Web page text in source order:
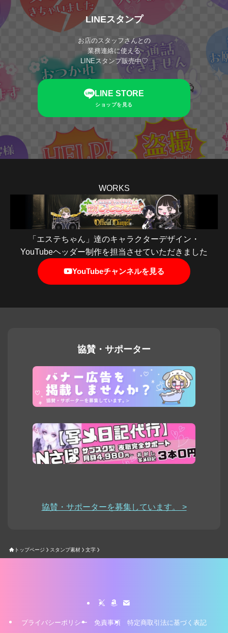
LINEスタンプ
お店のスタッフさんとの
業務連絡に使える
LINEスタンプ販売中♡
LINE STORE
ショップを見る
WORKS
「エステちゃん」達のキャラクターデザイン・
YouTubeヘッダー制作を担当させていただきました
YouTubeチャンネルを見る
協賛・サポーター
協賛・サポーターを募集しています。 >
トップページ スタンプ素材 文字
プライバシーポリシー 免責事項 特定商取引法に基づく表記